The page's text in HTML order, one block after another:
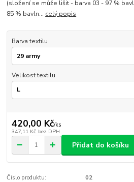
(složení se může lišit - barva 03 - 97 %
85 % bavln... celý popis
Barva textilu
Velikost textilu
420,00 Kč/ks
347,11 Kč bez DPH
Přidat do košíku
Číslo produktu: 02